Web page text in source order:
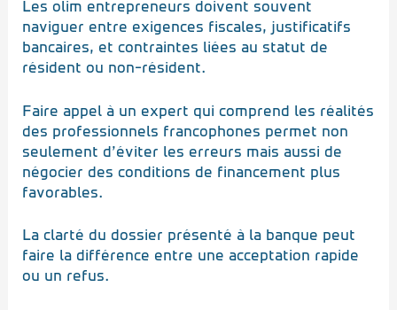
Les olim entrepreneurs doivent souvent
naviguer entre exigences fiscales, justificatifs
bancaires, et contraintes liées au statut de
résident ou non-résident.
Faire appel à un expert qui comprend les réalités
des professionnels francophones permet non
seulement d’éviter les erreurs mais aussi de
négocier des conditions de financement plus
favorables.
La clarté du dossier présenté à la banque peut
faire la différence entre une acceptation rapide
ou un refus.